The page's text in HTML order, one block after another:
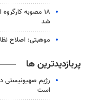
۱۸ مصوبه
شد
موهبتی: اصلاح
پربازدیدترین ها
رژیم صهیونیستی
است